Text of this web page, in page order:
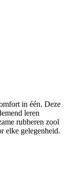
in één. Deze
leren
rubberen zool
elke gelegenheid.